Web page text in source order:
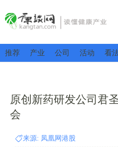
推荐 产业 公司 活动 看
原创新药研发公司君
会
来源: 凤凰网港股